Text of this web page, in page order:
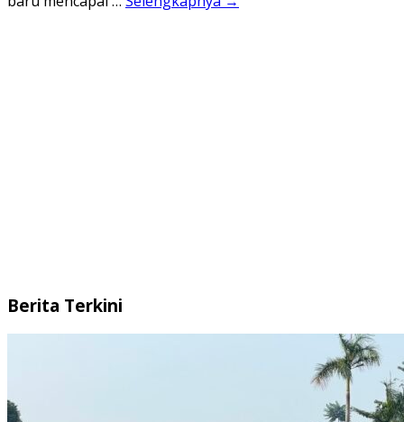
Berita Terkini